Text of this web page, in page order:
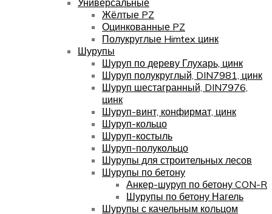
Жёлтые PZ
Оцинкованные PZ
Полукруглые Himtex цинк
Шурупы
Шуруп по дереву Глухарь, цинк
Шуруп полукруглый, DIN7981, цинк
Шуруп шестагранный, DIN7976,
цинк
Шуруп-винт, конфирмат, цинк
Шуруп-кольцо
Шуруп-костыль
Шуруп-полукольцо
Шурупы для строительных лесов
Шурупы по бетону
Анкер-шуруп по бетону CON-R
Шурупы по бетону Нагель
Шурупы с качельным кольцом